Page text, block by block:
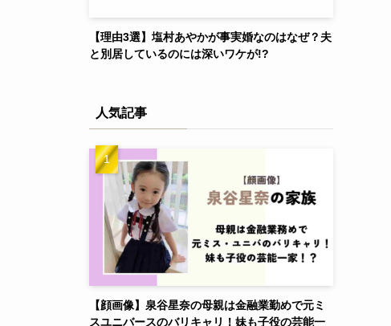
【理由3選】塩村あやかが事実婚なのはなぜ？夫
と別居しているのには深いワケが!?
人気記事
【顔画像】泉谷星奈の母親は金融業勤めで元ミ
スユニバースのバリキャリ！妹も子役の芸能一